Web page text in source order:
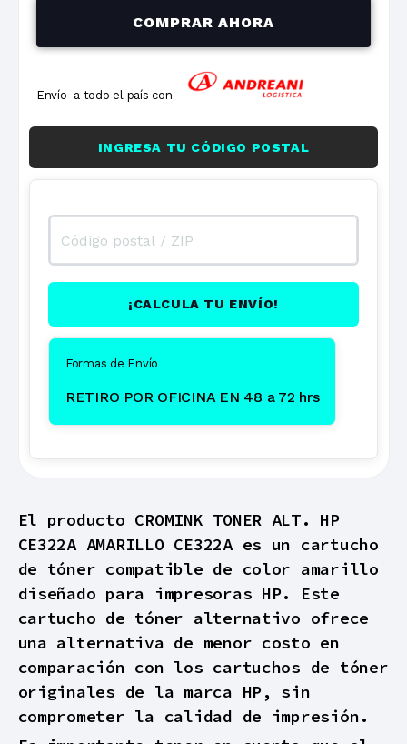
COMPRAR AHORA
Envío a todo el país con
INGRESA TU CÓDIGO POSTAL
¡CALCULA TU ENVÍO!
Formas de Envío
RETIRO POR OFICINA EN 48 a 72 hrs
El producto CROMINK TONER ALT. HP
CE322A AMARILLO CE322A es un cartucho
de tóner compatible de color amarillo
diseñado para impresoras HP. Este
cartucho de tóner alternativo ofrece
una alternativa de menor costo en
comparación con los cartuchos de tóner
originales de la marca HP, sin
comprometer la calidad de impresión.